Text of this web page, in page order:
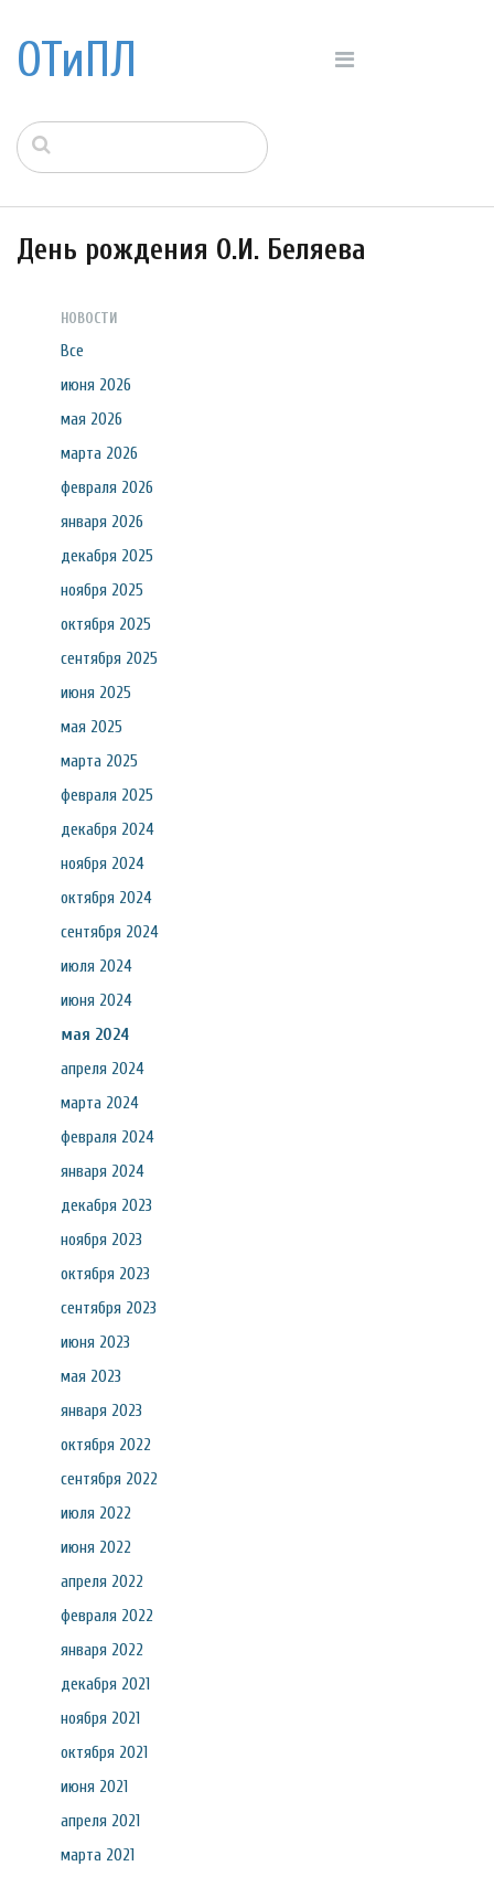
ОТиПЛ
День рождения О.И. Беляева
НОВОСТИ
Все
июня 2026
мая 2026
марта 2026
февраля 2026
января 2026
декабря 2025
ноября 2025
октября 2025
сентября 2025
июня 2025
мая 2025
марта 2025
февраля 2025
декабря 2024
ноября 2024
октября 2024
сентября 2024
июля 2024
июня 2024
мая 2024
апреля 2024
марта 2024
февраля 2024
января 2024
декабря 2023
ноября 2023
октября 2023
сентября 2023
июня 2023
мая 2023
января 2023
октября 2022
сентября 2022
июля 2022
июня 2022
апреля 2022
февраля 2022
января 2022
декабря 2021
ноября 2021
октября 2021
июня 2021
апреля 2021
марта 2021